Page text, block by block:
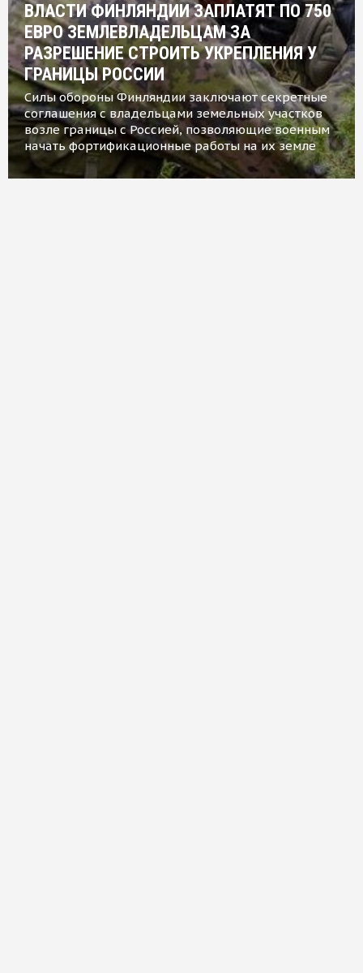
ВЛАСТИ ФИНЛЯНДИИ ЗАПЛАТЯТ ПО 750
ЕВРО ЗЕМЛЕВЛАДЕЛЬЦАМ ЗА
РАЗРЕШЕНИЕ СТРОИТЬ УКРЕПЛЕНИЯ У
ГРАНИЦЫ РОССИИ
Силы обороны Финляндии заключают секретные
соглашения с владельцами земельных участков
возле границы с Россией, позволяющие военным
начать фортификационные работы на их земле